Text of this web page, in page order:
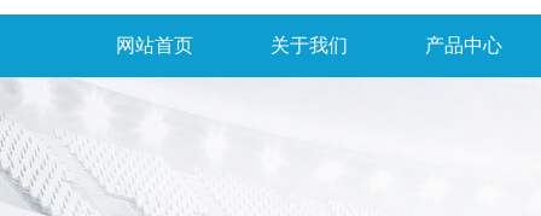
网站首页 关于我们 产品中心